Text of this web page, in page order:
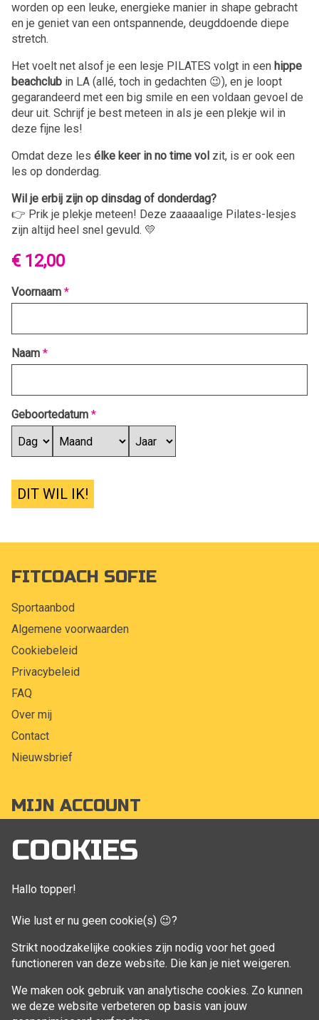
COOKIES
Hallo topper!
Wie lust er nu geen cookie(s) 😉?
Strikt noodzakelijke cookies zijn nodig voor het goed
functioneren van deze website. Die kan je niet weigeren.
We maken ook gebruik van analytische cookies. Zo kunnen
we deze website verbeteren op basis van jouw
worden op een leuke, energieke manier in shape gebracht
en je geniet van een ontspannende, deugddoende diepe
stretch.
Het voelt net alsof je een lesje PILATES volgt in een hippe
beachclub in LA (allé, toch in gedachten 😉), en je loopt
gegarandeerd met een big smile en een voldaan gevoel de
deur uit. Schrijf je best meteen in als je een plekje wil in
deze fijne les!
Omdat deze les élke keer in no time vol zit, is er ook een
les op donderdag.
Wil je erbij zijn op dinsdag of donderdag?
👉 Prik je plekje meteen! Deze zaaaaalige Pilates-lesjes
zijn altijd heel snel gevuld. 💛
€ 12,00
Voornaam *
Naam *
Geboortedatum *
DIT WIL IK!
FITCOACH SOFIE
Sportaanbod
Algemene voorwaarden
Cookiebeleid
Privacybeleid
FAQ
Over mij
Contact
Nieuwsbrief
MIJN ACCOUNT
Mijn account
Bestellingen
Aankoop beheren
VOLG MIJ
Facebook